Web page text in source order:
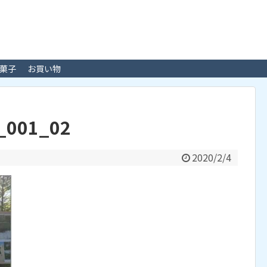
子 お買い物
2020/2/4